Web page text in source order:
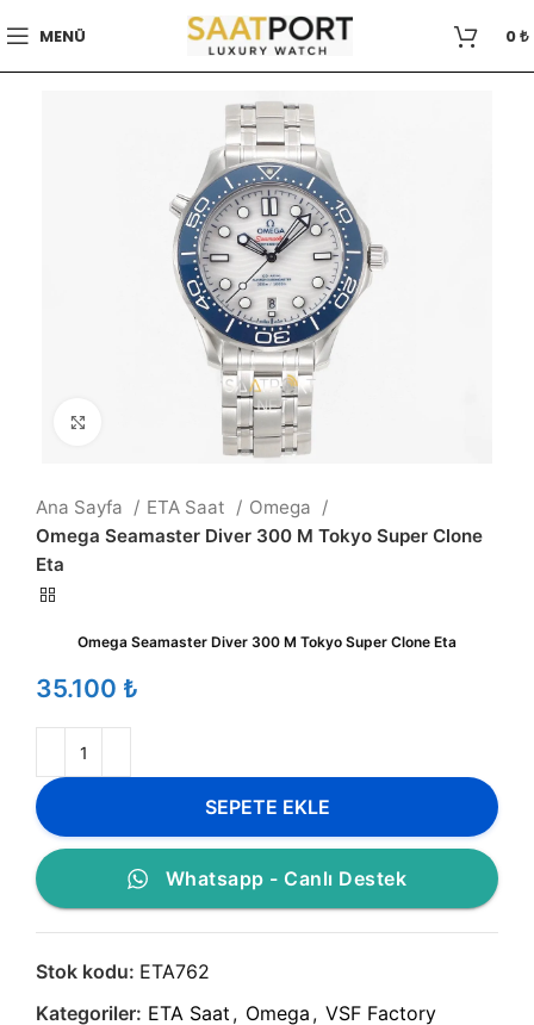
MENÜ 0₺
Büyütmek için tıklayın
Ana Sayfa ETA Saat
Omega
Omega Seamaster Diver 300 M Tokyo Super Clone
Eta
Omega Seamaster Diver 300 M Tokyo Super Clone Eta
₺
SEPETE EKLE
Whatsapp - Canlı Destek
Stok kodu: ETA762
Kategoriler: ETA Saat , Omega , VSF Factory